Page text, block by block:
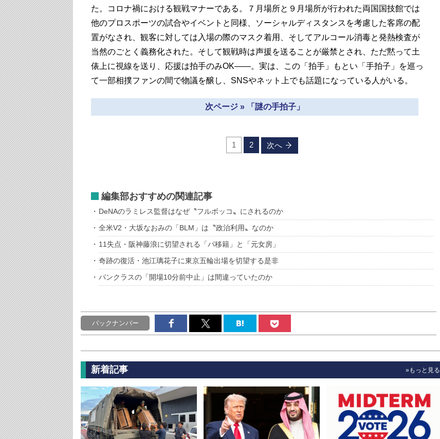
た。コロナ禍における観戦マナーである。７月場所と９月場所が行われた両国国技館では
他のプロスポーツの試合やイベントと同様、ソーシャルディスタンスを考慮した客席の配
置がなされ、観客に対しては入場の際のマスク着用、そしてアルコール消毒と発熱検査が
当然のごとく義務化された。そして観戦時は声援を送ることが厳禁とされ、ただ黙って土
俵上に視線を送り、応援は拍手のみOK――。実は、この「拍手」もとい「手拍子」
を巡っ
て一部相撲ファンの間で物議を醸し、SNSやネット上でも話題になっている人がいる。
次ページ » 「謎の手拍子」
1 2 次へ
編集部おすすめの関連記事
DeNAのラミレス監督はなぜ〝フルボッコ〟にされるのか
全米V2・大坂なおみの「BLM」は〝政治利用〟なのか
11失点・阪神藤浪に切望される「パ移籍」と「元女房」
奇跡の復活・池江璃花子に東京五輪出場を切望する是非
パンクラスの「開場10分前中止」は間違っていたのか
バックナンバー
新着記事 »もっと見る